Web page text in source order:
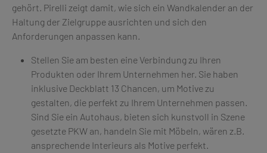
gehört. Pirelli zeigt damit, wie sich ein Wandkalender an der
Haltung der Zielgruppe ausrichten und sich den
Anforderungen anpassen kann.
Stellen Sie am besten eine Verbindung zu Ihren
Produkten oder Ihrem Unternehmen her. Sie haben
inklusive Deckblatt 13 Chancen, um Motive zu
gestalten, die perfekt zu Ihrem Unternehmen passen.
Sind Sie ein Autohaus, bieten sich kunstvoll in Szene
gesetzte PKW an, handeln Sie mit Möbeln, wären z.B.
ansprechende Interieurs als Motive perfekt.